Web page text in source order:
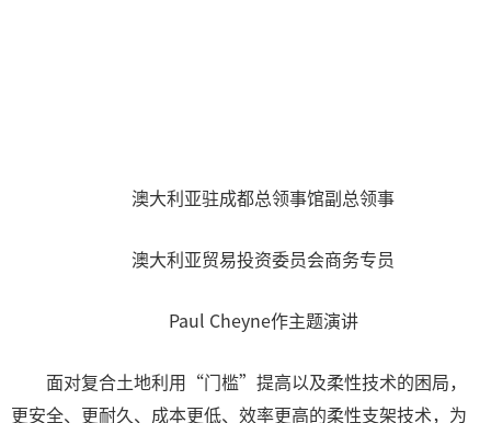
澳大利亚驻成都总领事馆副总领事
澳大利亚贸易投资委员会商务专员
Paul Cheyne作主题演讲
面对复合土地利用“门槛”提高以及柔性技术的困局，
更安全、更耐久、成本更低、效率更高的柔性支架技术，为